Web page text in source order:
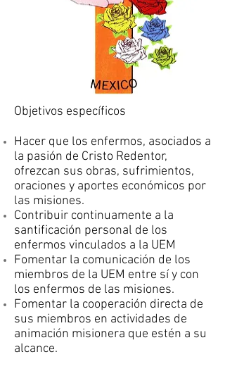
Objetivos específicos
Hacer que los enfermos, asociados a
la pasión de Cristo Redentor,
ofrezcan sus obras, sufrimientos,
oraciones y aportes económicos por
las misiones.
Contribuir continuamente a la
santificación personal de los
enfermos vinculados a la UEM
Fomentar la comunicación de los
miembros de la UEM entre sí y con
los enfermos de las misiones.
Fomentar la cooperación directa de
sus miembros en actividades de
animación misionera que estén a su
alcance.